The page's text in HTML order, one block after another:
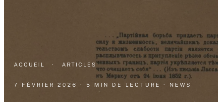
ACCUEIL · ARTICLES
7 FÉVRIER 2026 · 5 MIN DE LECTURE · NEWS